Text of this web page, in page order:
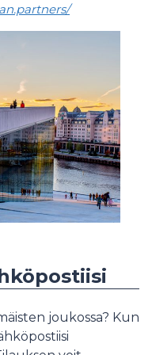
joukossa? Kun